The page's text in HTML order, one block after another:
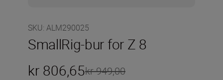
SKU: ALM290025
SmallRig-bur for Z 8
kr 806,65kr 949,00